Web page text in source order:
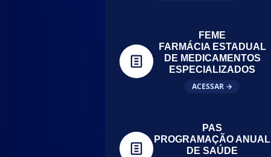
FEME
FARMÁCIA ESTADUAL
DE MEDICAMENTOS
ESPECIALIZADOS
ACESSAR →
PAS
PROGRAMAÇÃO ANUAL
DE SAÚDE